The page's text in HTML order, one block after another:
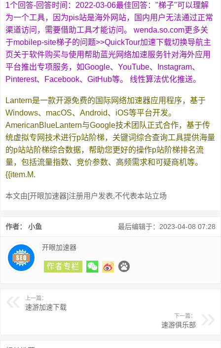
1个回答-回答时间：2022-03-06最佳回答："梯子"可以理解
为一个工具，因为pis站是海外网站，国内用户无法通过正常
渠道访问，需要借助工具才能访问。 wenda.so.com更多关
于mobilep-site梯子的问题>>QuickTour加速下载切换导航主
页关于软件购买与使用帮助蓝光网络加速服务针对海外应用
平台推出专项服务，如Google、YouTube、Instagram、
Pinterest、Facebook、GitHub等。 线性算法优化推送。
Lantern是一款开源免费的国际网络加速器应用程序，基于
Windows、macOS、Android、iOS等平台开发。
AmericanBlueLantern与Google技术团队正式合作，基于传
统虚拟专网技术进行p站阶梯，关键词综合查询工具提供海量
的p站站阶梯综合数据，帮助您更好的操作p站阶梯排名流
量，包括流量指数、竞价参数、高频需求和可疑商机等。
{{item.M.
本文由[开眼加速器]注册用户发表,不代表本站立场
最后编辑于：2023-04-08 07:28
作者： 小鱼
开眼加速器
上一篇：
速游加速下载
下一篇：
速游俱乐部